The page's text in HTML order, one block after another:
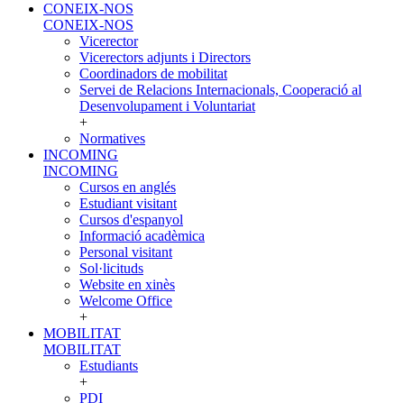
CONEIX-NOS
CONEIX-NOS
Vicerector
Vicerectors adjunts i Directors
Coordinadors de mobilitat
Servei de Relacions Internacionals, Cooperació al
Desenvolupament i Voluntariat
+
Normatives
INCOMING
INCOMING
Cursos en anglés
Estudiant visitant
Cursos d'espanyol
Informació acadèmica
Personal visitant
Sol·licituds
Website en xinès
Welcome Office
+
MOBILITAT
MOBILITAT
Estudiants
+
PDI